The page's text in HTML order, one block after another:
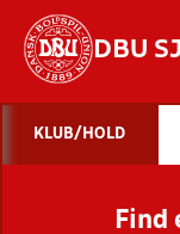
DBU
KLUB/HOLD
Find